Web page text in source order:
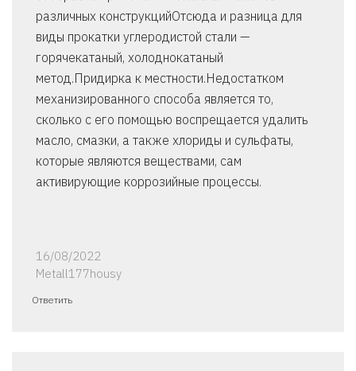
различных конструкцийОтсюда и разница для
виды прокатки углеродистой стали —
горячекатаный, холоднокатаный
метод.Придирка к местности.Недостатком
механизированного способа является то,
сколько с его помощью воспрещается удалить
масло, смазки, а также хлориды и сульфаты,
которые являются веществами, сам
активирующие коррозийные процессы.
16/08/2022
Metall177housy
Ответить